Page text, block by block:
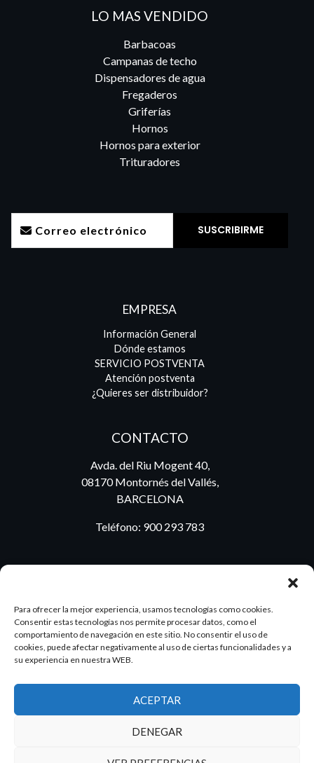
Para ofrecer la mejor experiencia, usamos tecnologías como cookies.
Consentir estas tecnologías nos permite procesar datos, como el
comportamiento de navegación en este sitio. No consentir el uso de
cookies, puede afectar negativamente al uso de ciertas funcionalidades y a
su experiencia en nuestra WEB.
ACEPTAR
DENEGAR
LO MAS VENDIDO
Barbacoas
Campanas de techo
Dispensadores de agua
Fregaderos
Griferías
Hornos
Hornos para exterior
Trituradores
EMPRESA
Información General
Dónde estamos
SERVICIO POSTVENTA
Atención postventa
¿Quieres ser distribuidor?
CONTACTO
Avda. del Riu Mogent 40,
08170 Montornés del Vallés,
BARCELONA
Teléfono: 900 293 783
2026 Dake. Todos los derechos reservados.